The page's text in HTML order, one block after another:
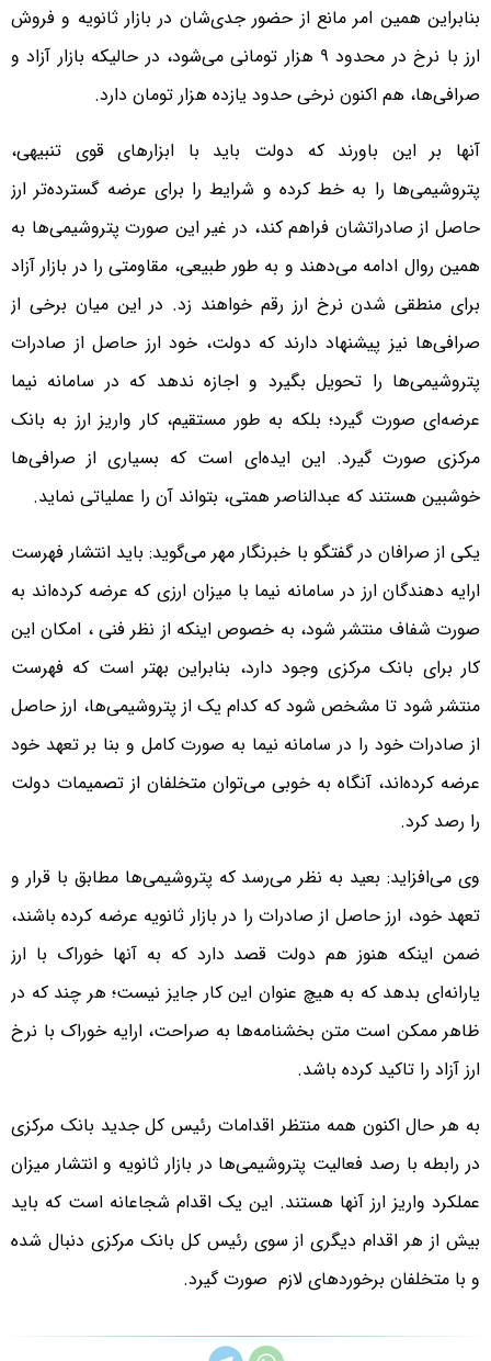
بنابراین همین امر مانع از حضور جدی‌شان در بازار ثانویه و فروش
ارز با نرخ در محدود ۹ هزار تومانی می‌شود، در حالیکه بازار آزاد و
صرافی‌ها، هم اکنون نرخی حدود یازده هزار تومان دارد.
آنها بر این باورند که دولت باید با ابزارهای قوی تنبیهی،
پتروشیمی‌ها را به خط کرده و شرایط را برای عرضه گسترده‌تر ارز
حاصل از صادراتشان فراهم کند، در غیر این صورت پتروشیمی‌ها به
همین روال ادامه می‌دهند و به طور طبیعی، مقاومتی را در بازار آزاد
برای منطقی شدن نرخ ارز رقم خواهند زد. در این میان برخی از
صرافی‌ها نیز پیشنهاد دارند که دولت، خود ارز حاصل از صادرات
پتروشیمی‌ها را تحویل بگیرد و اجازه ندهد که در سامانه نیما
عرضه‌ای صورت گیرد؛ بلکه به طور مستقیم، کار واریز ارز به بانک
مرکزی صورت گیرد. این ایده‌ای است که بسیاری از صرافی‌ها
خوشبین هستند که عبدالناصر همتی، بتواند آن را عملیاتی نماید.
یکی از صرافان در گفتگو با خبرنگار مهر می‌گوید: باید انتشار فهرست
ارایه دهندگان ارز در سامانه نیما با میزان ارزی که عرضه کرده‌اند به
صورت شفاف منتشر شود، به خصوص اینکه از نظر فنی ، امکان این
کار برای بانک مرکزی وجود دارد، بنابراین بهتر است که فهرست
منتشر شود تا مشخص شود که کدام یک از پتروشیمی‌ها، ارز حاصل
از صادرات خود را در سامانه نیما به صورت کامل و بنا بر تعهد خود
عرضه کرده‌اند، آنگاه به خوبی می‌توان متخلفان از تصمیمات دولت
را رصد کرد.
وی می‌افزاید: بعید به نظر می‌رسد که پتروشیمی‌ها مطابق با قرار و
تعهد خود، ارز حاصل از صادرات را در بازار ثانویه عرضه کرده باشند،
ضمن اینکه هنوز هم دولت قصد دارد که به آنها خوراک با ارز
یارانه‌ای بدهد که به هیچ عنوان این کار جایز نیست؛ هر چند که در
ظاهر ممکن است متن بخشنامه‌ها به صراحت، ارایه خوراک با نرخ
ارز آزاد را تاکید کرده باشد.
به هر حال اکنون همه منتظر اقدامات رئیس کل جدید بانک مرکزی
در رابطه با رصد فعالیت پتروشیمی‌ها در بازار ثانویه و انتشار میزان
عملکرد واریز ارز آنها هستند. این یک اقدام شجاعانه است که باید
بیش از هر اقدام دیگری از سوی رئیس کل بانک مرکزی دنبال شده
و با متخلفان برخوردهای لازم صورت گیرد.